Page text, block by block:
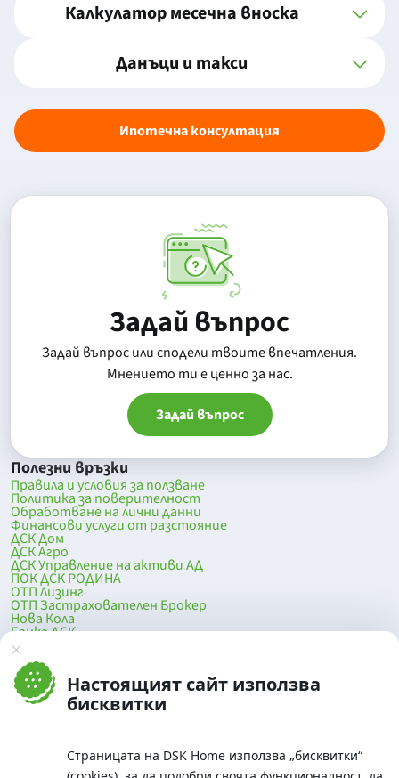
Настоящият сайт използва
бисквитки
Страницата на DSK Home използва „бисквитки“
Калкулатор месечна вноска
Данъци и такси
Ипотечна консултация
Задай въпрос
Задай въпрос или сподели твоите впечатления.
Mнението ти е ценно за нас.
Задай въпрос
Полезни връзки
Правила и условия за ползване
Политика за поверителност
Обработване на лични данни
Финансови услуги от разстояние
ДСК Дом
ДСК Агро
ДСК Управление на активи АД
ПОК ДСК РОДИНА
ОТП Лизинг
ОТП Застрахователен Брокер
Нова Кола
Банка ДСК
DSK Mobile
Оферти за продажба от Банка ДСК
Клонова мрежа и банкомати
До началото на страницата